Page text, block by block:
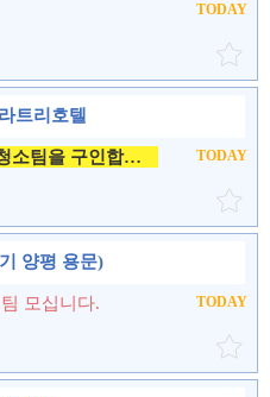
TODAY
트리호텔
일산 대화역 라트리호텔에서 청소팀을 구인합니다. TODAY
양평 용문)
모십니다. TODAY